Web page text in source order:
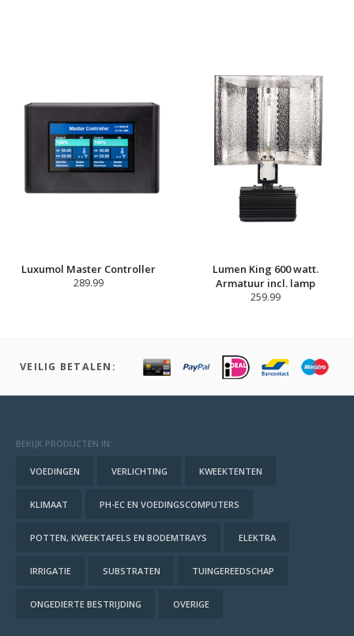
Luxumol Master Controller
289.99
Lumen King 600 watt.
Armatuur incl. lamp
259.99
VEILIG BETALEN:
BEKIJK PRODUCTEN IN:
VOEDINGEN VERLICHTING KWEEKTENTEN
KLIMAAT PH-EC EN VOEDINGSCOMPUTERS
POTTEN, KWEEKTAFELS EN BODEMTRAYS ELEKTRA
IRRIGATIE SUBSTRATEN TUINGEREEDSCHAP
ONGEDIERTE BESTRIJDING OVERIGE